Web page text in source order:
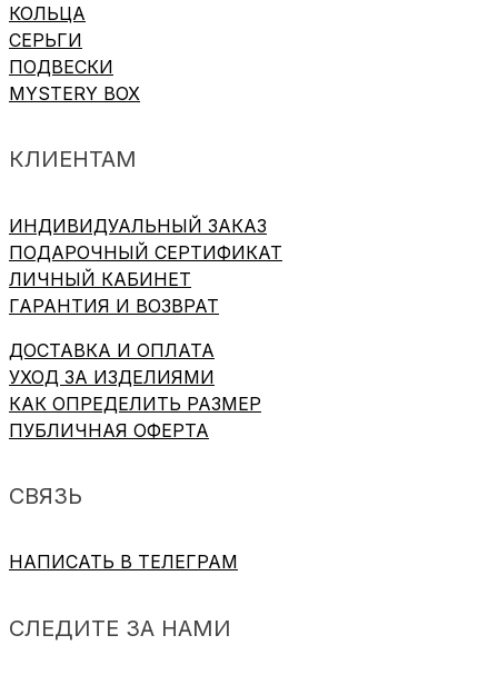
КОЛЬЦА
СЕРЬГИ
ПОДВЕСКИ
MYSTERY BOX
КЛИЕНТАМ
ИНДИВИДУАЛЬНЫЙ ЗАКАЗ
ПОДАРОЧНЫЙ СЕРТИФИКАТ
ЛИЧНЫЙ КАБИНЕТ
ГАРАНТИЯ И ВОЗВРАТ
ДОСТАВКА И ОПЛАТА
УХОД ЗА ИЗДЕЛИЯМИ
КАК ОПРЕДЕЛИТЬ РАЗМЕР
ПУБЛИЧНАЯ ОФЕРТА
СВЯЗЬ
НАПИСАТЬ В ТЕЛЕГРАМ
СЛЕДИТЕ ЗА НАМИ